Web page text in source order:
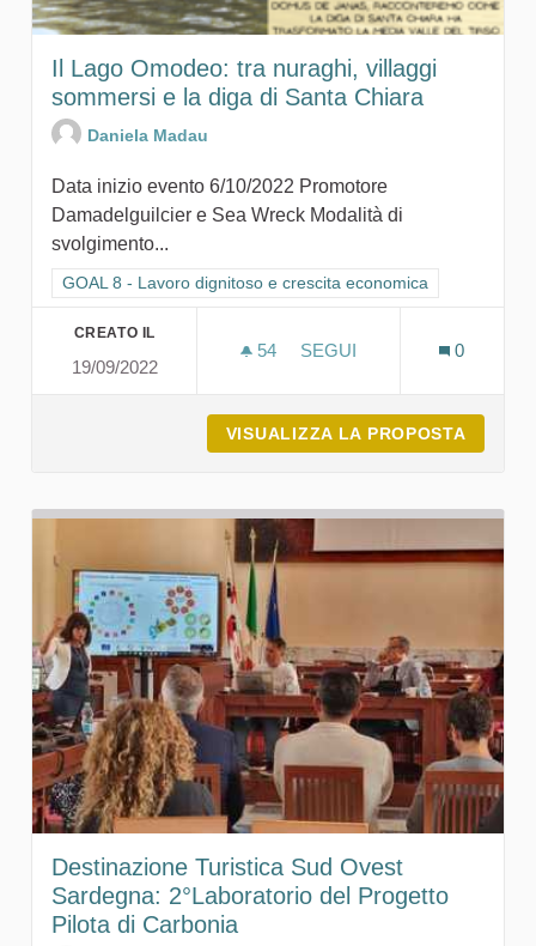
Il Lago Omodeo: tra nuraghi, villaggi
sommersi e la diga di Santa Chiara
Daniela Madau
Data inizio evento 6/10/2022 Promotore
Damadelguilcier e Sea Wreck Modalità di
svolgimento...
Filtra i risultati per categoria: GOAL 8 - Lavoro dignitoso e
GOAL 8 - Lavoro dignitoso e crescita economica
CREATO IL
19/09/2022
54 54 SOSTENITORI
SEGUI
0
VISUALIZZA LA PROPOSTA
Destinazione Turistica Sud Ovest
Sardegna: 2°Laboratorio del Progetto
Pilota di Carbonia